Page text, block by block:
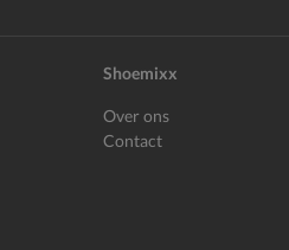
Shoemixx
Over ons
Contact